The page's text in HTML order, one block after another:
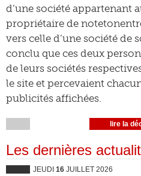
d’une société appartenant
propriétaire de
vers celle d’une société de
conclu que ces deux
de leurs sociétés
le site et percevaient
publicités affichées.
lire la
Les dernières
JEUDI 16 JUILLET 2026